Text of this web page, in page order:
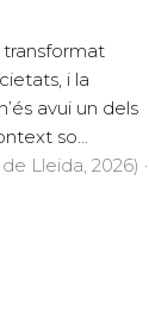
transformat
i la
avui un dels
so...
Lleida, 2026) ·